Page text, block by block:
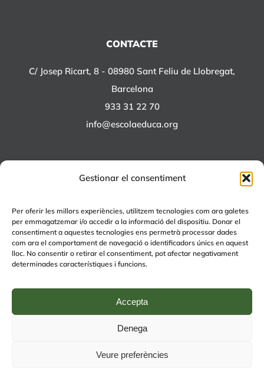
Gestionar el consentiment
Per oferir les millors experiències, utilitzem tecnologies com ara galetes
per emmagatzemar i/o accedir a la informació del dispositiu. Donar el
consentiment a aquestes tecnologies ens permetrà processar dades
com ara el comportament de navegació o identificadors únics en aquest
lloc. No consentir o retirar el consentiment, pot afectar negativament
determinades característiques i funcions.
Accepta
Denega
Veure preferències
CONTACTE
C/ Josep Ricart, 8 - 08980 Sant Feliu de Llobregat,
Barcelona
933 31 22 70
info@escolaeduca.org
+EDUCA
EDUCA Espai Lúdic
EDUCA Serveis
privacitat (RGPD)| byrmdisseny